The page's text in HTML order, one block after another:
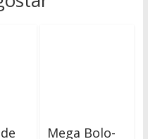
Mega Bolo-